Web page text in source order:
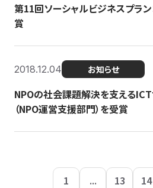
第11回ソーシャルビジネスプラ
賞
2018.12.04 お知らせ
NPOの社会課題解決を支える
（NPO運営支援部門）を受賞
1 ... 13 14